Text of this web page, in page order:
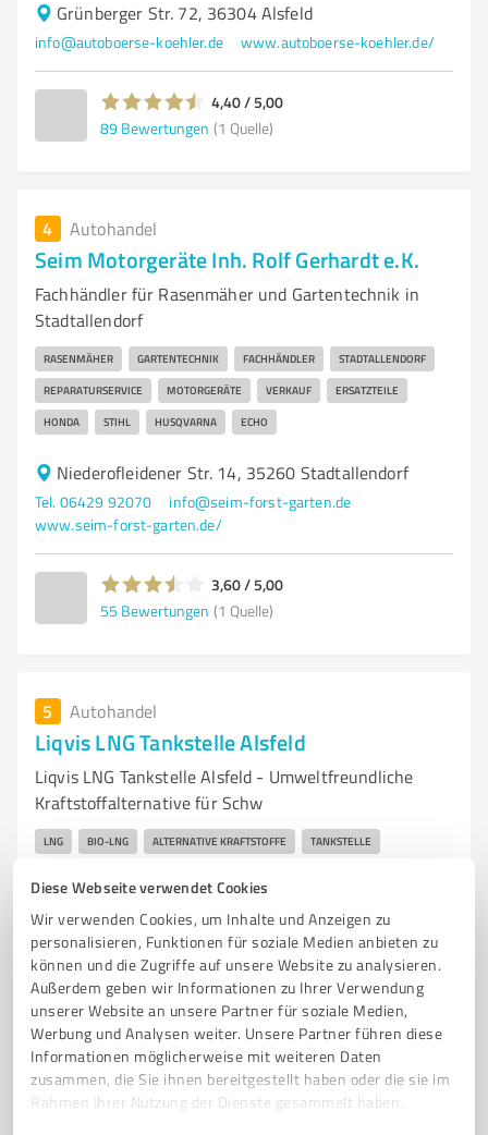
Diese Webseite verwendet Cookies
Wir verwenden Cookies, um Inhalte und Anzeigen zu
personalisieren, Funktionen für soziale Medien anbieten zu
können und die Zugriffe auf unsere Website zu analysieren.
Außerdem geben wir Informationen zu Ihrer Verwendung
unserer Website an unsere Partner für soziale Medien,
Werbung und Analysen weiter. Unsere Partner führen diese
Informationen möglicherweise mit weiteren Daten
zusammen, die Sie ihnen bereitgestellt haben oder die sie im
Rahmen Ihrer Nutzung der Dienste gesammelt haben.
Grünberger Str. 72, 36304 Alsfeld
info@autoboerse-koehler.de www.autoboerse-koehler.de/
4,40 / 5,00
89 Bewertungen (1 Quelle)
4 Autohandel
Seim Motorgeräte Inh. Rolf Gerhardt e.K.
Fachhändler für Rasenmäher und Gartentechnik in
Stadtallendorf
RASENMÄHER GARTENTECHNIK FACHHÄNDLER STADTALLENDORF
REPARATURSERVICE MOTORGERÄTE VERKAUF ERSATZTEILE
HONDA STIHL HUSQVARNA ECHO
Niederofleidener Str. 14, 35260 Stadtallendorf
Tel. 06429 92070
info@seim-forst-garten.de
www.seim-forst-garten.de/
3,60 / 5,00
55 Bewertungen (1 Quelle)
5 Autohandel
Liqvis LNG Tankstelle Alsfeld
Liqvis LNG Tankstelle Alsfeld - Umweltfreundliche
Kraftstoffalternative für Schw
LNG BIO-LNG ALTERNATIVE KRAFTSTOFFE TANKSTELLE
DEKARBONISIERUNG KRAFTSTOFFALTERNATIVE
Dirsröder Feld 4, 36304 Alsfeld
info@liqvis.com www.liqvis.com/startseite.html
4,50 / 5,00
16 Bewertungen (1 Quelle)